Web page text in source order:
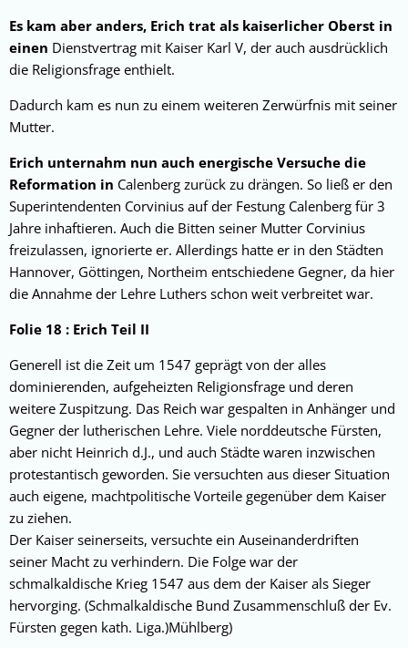
Es kam aber anders, Erich trat als kaiserlicher Oberst in
einen Dienstvertrag mit Kaiser Karl V, der auch ausdrücklich
die Religionsfrage enthielt.
Dadurch kam es nun zu einem weiteren Zerwürfnis mit seiner
Mutter.
Erich unternahm nun auch energische Versuche die
Reformation in Calenberg zurück zu drängen. So ließ er den
Superintendenten Corvinius auf der Festung Calenberg für 3
Jahre inhaftieren. Auch die Bitten seiner Mutter Corvinius
freizulassen, ignorierte er. Allerdings hatte er in den Städten
Hannover, Göttingen, Northeim entschiedene Gegner, da hier
die Annahme der Lehre Luthers schon weit verbreitet war.
Folie 18 : Erich Teil II
Generell ist die Zeit um 1547 geprägt von der alles
dominierenden, aufgeheizten Religionsfrage und deren
weitere Zuspitzung. Das Reich war gespalten in Anhänger und
Gegner der lutherischen Lehre. Viele norddeutsche Fürsten,
aber nicht Heinrich d.J., und auch Städte waren inzwischen
protestantisch geworden. Sie versuchten aus dieser Situation
auch eigene, machtpolitische Vorteile gegenüber dem Kaiser
zu ziehen.
Der Kaiser seinerseits, versuchte ein Auseinanderdriften
seiner Macht zu verhindern. Die Folge war der
schmalkaldische Krieg 1547 aus dem der Kaiser als Sieger
hervorging. (Schmalkaldische Bund Zusammenschluß der Ev.
Fürsten gegen kath. Liga.)Mühlberg)